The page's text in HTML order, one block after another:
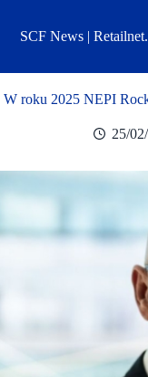
treściSCF News |
W roku 2025 NEPI
25/